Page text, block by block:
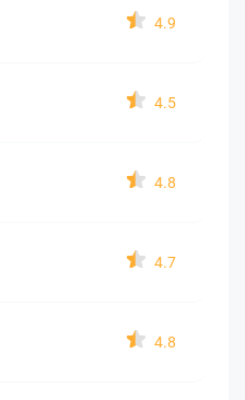
4.9
4.5
4.8
4.7
4.8